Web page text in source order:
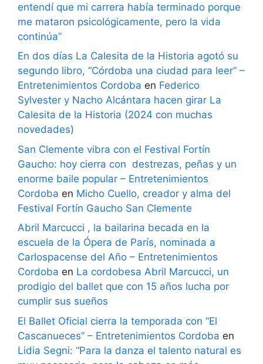
entendí que mi carrera había terminado porque
me mataron psicológicamente, pero la vida
continúa”
En dos días La Calesita de la Historia agotó su
segundo libro, “Córdoba una ciudad para leer” –
Entretenimientos Cordoba en Federico
Sylvester y Nacho Alcántara hacen girar La
Calesita de la Historia (2024 con muchas
novedades)
San Clemente vibra con el Festival Fortín
Gaucho: hoy cierra con destrezas, peñas y un
enorme baile popular – Entretenimientos
Cordoba en Micho Cuello, creador y alma del
Festival Fortín Gaucho San Clemente
Abril Marcucci , la bailarina becada en la
escuela de la Ópera de París, nominada a
Carlospacense del Año – Entretenimientos
Cordoba en La cordobesa Abril Marcucci, un
prodigio del ballet que con 15 años lucha por
cumplir sus sueños
El Ballet Oficial cierra la temporada con “El
Cascanueces” – Entretenimientos Cordoba en
Lidia Segni: “Para la danza el talento natural es